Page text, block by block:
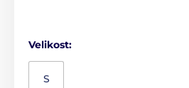
Velikost:
S